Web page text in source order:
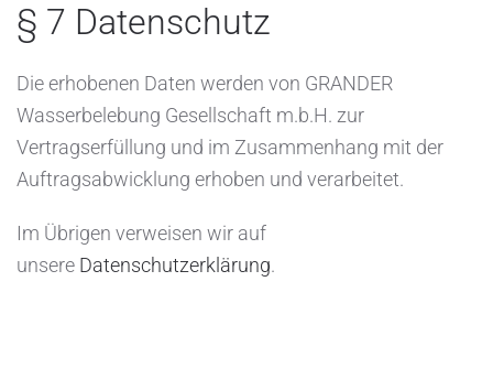
§ 7 Datenschutz
Die erhobenen Daten werden von GRANDER
Wasserbelebung Gesellschaft m.b.H. zur
Vertragserfüllung und im Zusammenhang mit der
Auftragsabwicklung erhoben und verarbeitet.
Im Übrigen verweisen wir auf
unsere Datenschutzerklärung.